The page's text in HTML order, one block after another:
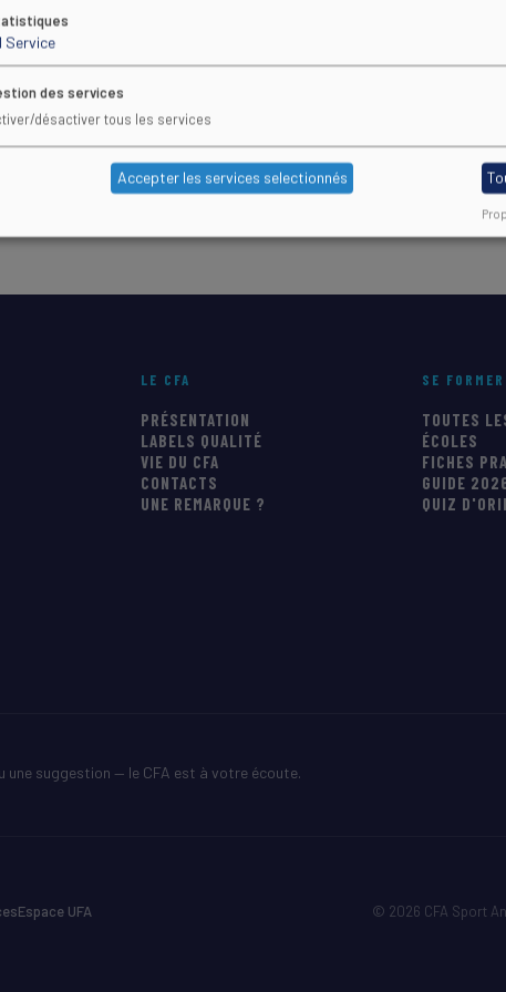
LE CFA
PRÉSENTATION
LABELS QUALITÉ
VIE DU CFA
CONTACTS
UNE REMARQUE ?
SE FORMER
TOUTES
ÉCOLES
FICHES
GUIDE
QUIZ
une suggestion — le CFA est à votre écoute.
Espace UFA © 2026 CFA Sport
Service
des services
désactiver tous les services
Accepter les services selectionnés